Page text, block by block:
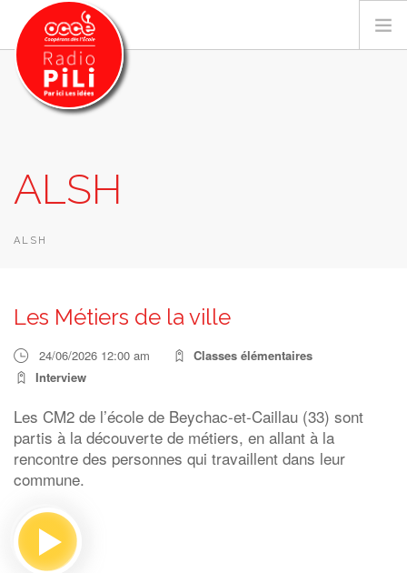
GRILLE DES PROGRAMMES
EMISSIONS / PODCASTS
RECHERCHER
ALSH
ALSH
Les Métiers de la ville
24/06/2026 12:00 am
Classes élémentaires
Interview
Les CM2 de l’école de Beychac-et-Caillau (33) sont
partis à la découverte de métiers, en allant à la
rencontre des personnes qui travaillent dans leur
commune.